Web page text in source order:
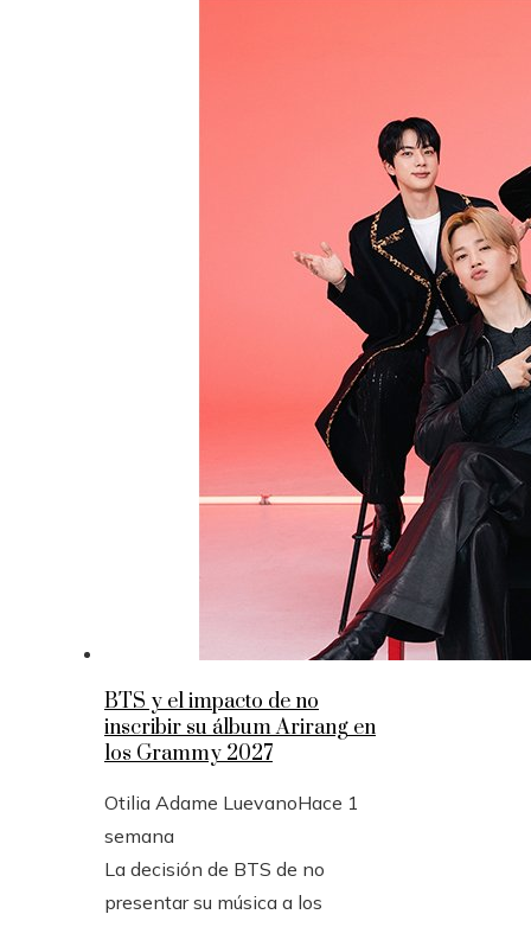
BTS y el impacto de no
inscribir su álbum Arirang en
los Grammy 2027
Otilia Adame LuevanoHace 1
semana
La decisión de BTS de no
presentar su música a los